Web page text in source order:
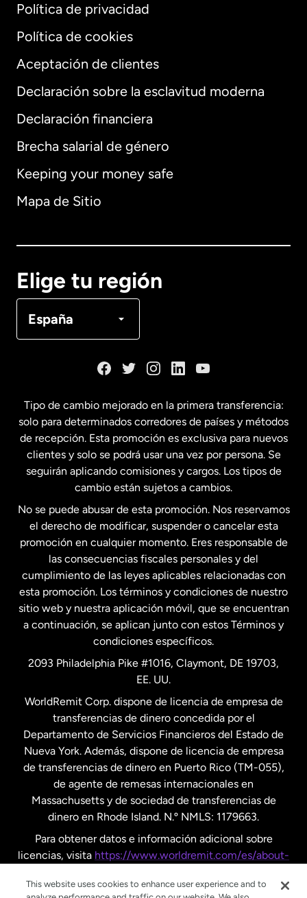
Política de privacidad
Política de cookies
Aceptación de clientes
Declaración sobre la esclavitud moderna
Declaración financiera
Brecha salarial de género
Keeping your money safe
Mapa de Sitio
Elige tu región
España
Internacional English
Alemania
Français
Estados Unidos English
Estados Unidos Español
Francia
Malasia
Nueva Zelanda
Países Bajos
Suecia
Tipo de cambio mejorado en la primera transferencia:
solo para determinados corredores de países y métodos
de recepción. Esta promoción es exclusiva para nuevos
clientes y solo se podrá usar una vez por persona. Se
seguirán aplicando comisiones y cargos. Los tipos de
cambio están sujetos a cambios.
No se puede abusar de esta promoción. Nos reservamos
el derecho de modificar, suspender o cancelar esta
promoción en cualquier momento. Eres responsable de
las consecuencias fiscales personales y del
cumplimiento de las leyes aplicables relacionadas con
esta promoción. Los términos y condiciones de nuestro
sitio web y nuestra aplicación móvil, que se encuentran
a continuación, se aplican junto con estos Términos y
condiciones específicos.
2093 Philadelphia Pike #1016, Claymont, DE 19703,
EE. UU.
WorldRemit Corp. dispone de licencia de empresa de
transferencias de dinero concedida por el
Departamento de Servicios Financieros del Estado de
Nueva York. Además, dispone de licencia de empresa
de transferencias de dinero en Puerto Rico (TM-055),
de agente de remesas internacionales en
Massachusetts y de sociedad de transferencias de
dinero en Rhode Island. N.º NMLS: 1179663.
Para obtener datos e información adicional sobre
licencias, visita https://www.worldremit.com/es/about-
This website uses cookies to enhance user experience and to